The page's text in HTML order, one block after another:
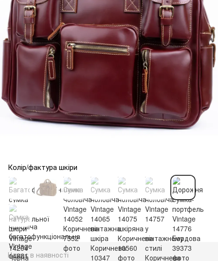
Колір/фактура шкіри
Немає в наявності